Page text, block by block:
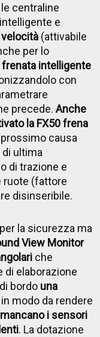
centraline
e
(attivabile
per lo
frenata intelligente
con
precede.Anche
la FX50 frena
causa
ultima
di trazione e
ruote (fattore
disinseribile.
la sicurezza ma
View Monitor
che
elaborazione
bordo una
in modo da rendere
i sensori
. La dotazione